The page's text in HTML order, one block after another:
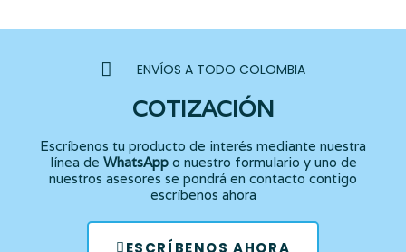
ENVÍOS A TODO COLOMBIA
COTIZACIÓN
Escríbenos tu producto de interés mediante nuestra
línea de WhatsAppo nuestro formulario y uno de
nuestros asesores se pondrá en contacto contigo
escríbenos ahora
ESCRÍBENOS AHORA